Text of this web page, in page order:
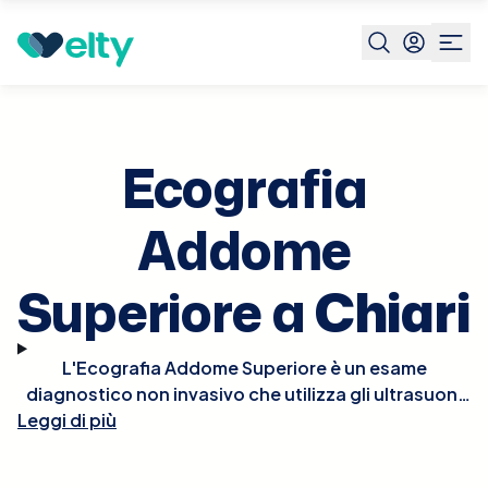
Prenota visita Ecografia Addome Superiore Chiari
Ecografia
Addome
Superiore aChiari
L'Ecografia Addome Superiore è un esame
diagnostico non invasivo che utilizza gli ultrasuoni
per esaminare gli organi interni dell'addome
Leggi di più